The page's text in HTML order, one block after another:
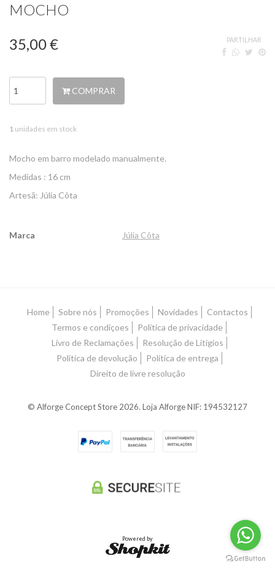
MOCHO
35,00 € PARTILHAR
COMPRAR
1 unidades em stock
Mocho em barro modelado manualmente.
Medidas : 16 cm
Artesã: Júlia Côta
Marca
Júlia Côta
Home Sobre nós Promoções Novidades
Contactos
Termos e condiçoes
Política de privacidade
Livro de Reclamações
Resolução de Litígios
Política de devolução
Política de entrega
Direito de livre resolução
© Alforge Concept Store 2026. Loja Alforge NIF: 194532127
Powered by